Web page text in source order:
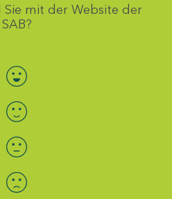
mit der Website der
SAB?
Bewertung auswählen